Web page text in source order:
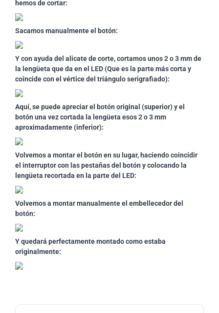
hemos de cortar:
Sacamos manualmente el botón:
Y con ayuda del alicate de corte, cortamos unos 2 o 3 mm de
la lengüeta que da en el LED (Que es la parte más corta y
coincide con el vértice del triángulo serigrafiado):
Aquí, se puede apreciar el botón original (superior) y el
botón una vez cortada la lengüeta esos 2 o 3 mm
aproximadamente (inferior):
Volvemos a montar el botón en su lugar, haciendo coincidir
el interruptor con las pestañas del botón y colocando la
lengüeta recortada en la parte del LED:
Volvemos a montar manualmente el embellecedor del
botón:
Y quedará perfectamente montado como estaba
originalmente: